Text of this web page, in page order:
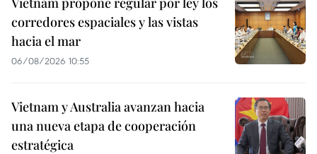
corredores espaciales y las vistas
hacia el mar
06/08/2026 10:55
Vietnam y Australia avanzan hacia
una nueva etapa de cooperación
estratégica